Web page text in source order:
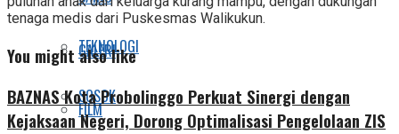
TEKNOLOGI
SOSOK
GALERI
FILM
tenaga medis dari Puskesmas Walikukun.
You might also like
BAZNAS Kota Probolinggo Perkuat Sinergi dengan
Kejaksaan Negeri, Dorong Optimalisasi Pengelolaan ZIS